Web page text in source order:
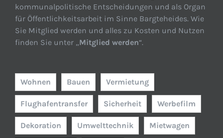
kommunalpolitische Entscheidungen und als Organ
für Öffentlichkeitsarbeit im Sinne Bargteheides. Wie
Sie Mitglied werden und alles zu Kosten und Nutzen
finden Sie unter „Mitglied werden“.
Wohnen Bauen Vermietung
Flughafentransfer Sicherheit Werbefilm
Dekoration Umwelttechnik Mietwagen